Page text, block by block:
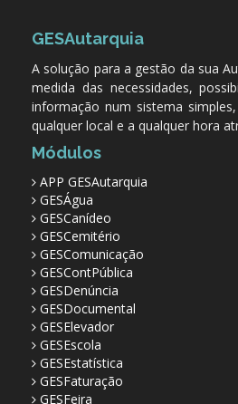
GESAutarquia
A solução para a gestão da sua
medida das necessidades,
informação num sistema
qualquer local e a qualquer hora
Módulos
APP GESAutarquia
GESÁgua
GESCanídeo
GESCemitério
GESComunicação
GESContPública
GESDenúncia
GESDocumental
GESElevador
GESEscola
GESEstatística
GESFaturação
GESFeira